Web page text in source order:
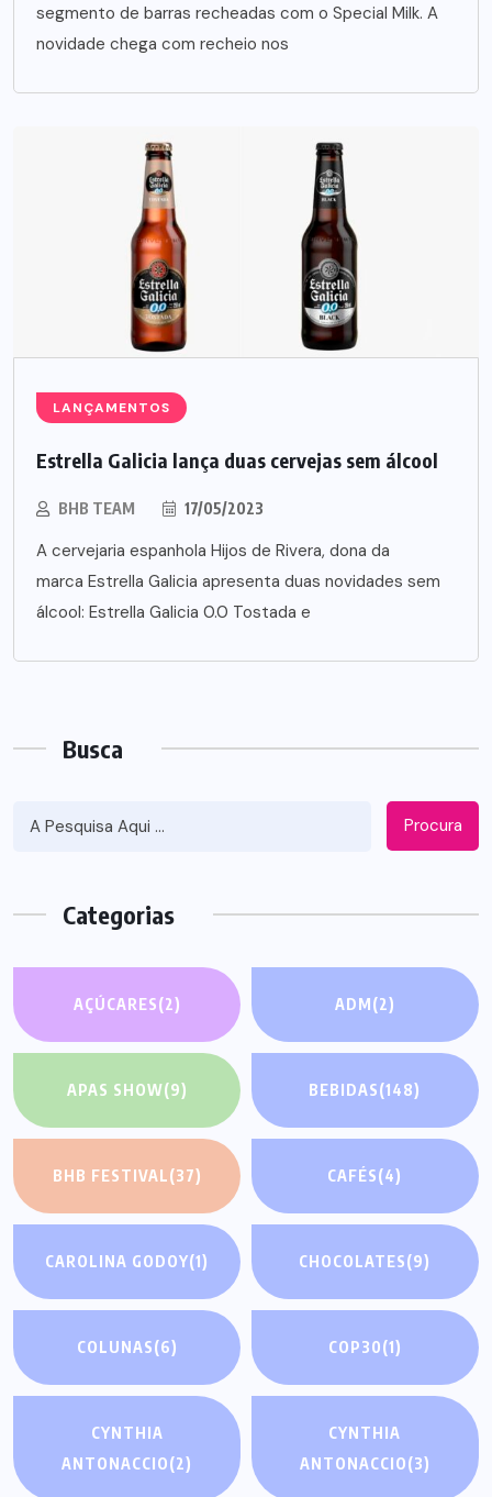
segmento de barras recheadas com o Special Milk. A
novidade chega com recheio nos
LANÇAMENTOS
Estrella Galicia lança duas cervejas sem álcool
BHB TEAM 17/05/2023
A cervejaria espanhola Hijos de Rivera, dona da
marca Estrella Galicia apresenta duas novidades sem
álcool: Estrella Galicia 0.0 Tostada e
Busca
Procura
Categorias
AÇÚCARES(2) ADM(2)
APAS SHOW(9) BEBIDAS(148)
BHB FESTIVAL(37) CAFÉS(4)
CAROLINA GODOY(1) CHOCOLATES(9)
COLUNAS(6) COP30(1)
CYNTHIA
ANTONACCIO(2)
CYNTHIA
ANTONACCIO(3)